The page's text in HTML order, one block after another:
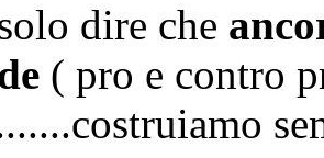
dire che
( pro e contro